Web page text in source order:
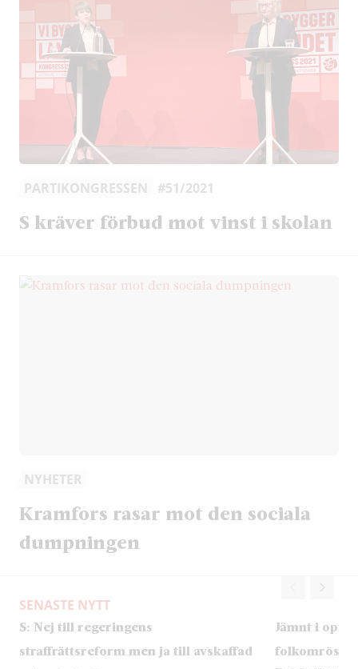
PARTIKONGRESSEN #51/2021
S kräver förbud mot vinst i skolan
NYHETER
Kramfors rasar mot den sociala
dumpningen
SENASTE NYTT
S: Nej till regeringens
straffrättsreform men ja till avskaffad
Jämnt i